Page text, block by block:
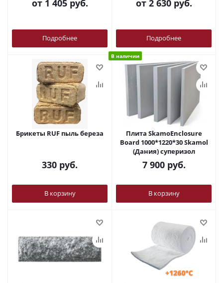
от 1 405 руб.
Подробнее
от 2 630 руб.
Подробнее
Брикеты RUF пыль береза
330 руб.
В корзину
В наличии
Плита SkamoEnclosure
Board 1000*1220*30 Skamol
(Дания) суперизол
7 900руб.
В корзину